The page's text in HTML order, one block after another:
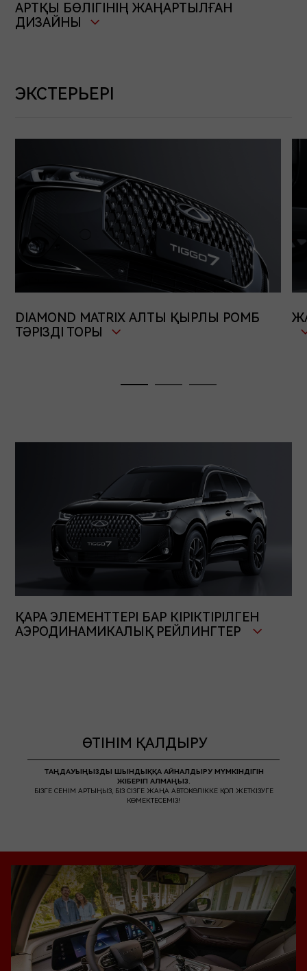
АРТҚЫ БӨЛІГІНІҢ ЖАҢАРТЫЛҒАН
ДИЗАЙНЫ
ЭКСТЕРЬЕРІ
DIAMOND MATRIX АЛТЫ ҚЫРЛЫ РОМБ
ТӘРІЗДІ ТОРЫ
ҚАРА ЭЛЕМЕНТТЕРІ БАР КІРІКТІРІЛГЕН
АЭРОДИНАМИКАЛЫҚ РЕЙЛИНГТЕР
ТАҢДАУЫҢЫЗДЫ ШЫНДЫҚҚА АЙНАЛДЫРУ МҮМКІНДІГІН ЖІБЕРІП
АЛМАҢЫЗ. БІЗГЕ СЕНІМ АРТЫҢЫЗ, БІЗ СІЗГЕ ЖАҢА АВТОКӨЛІККЕ ҚОЛ
ЖЕТКІЗУГЕ КӨМЕКТЕСЕМІЗ!
ИЕСІ БОЛЫҢЫЗ TIGGO 7
ӨТІНІМ ҚАЛДЫРУ
ТАҢДАУЫҢЫЗДЫ ШЫНДЫҚҚА АЙНАЛДЫРУ МҮМКІНДІГІН
ЖІБЕРІП АЛМАҢЫЗ.
БІЗГЕ СЕНІМ АРТЫҢЫЗ, БІЗ СІЗГЕ ЖАҢА АВТОКӨЛІККЕ ҚОЛ ЖЕТКІЗУГЕ
КӨМЕКТЕСЕМІЗ!